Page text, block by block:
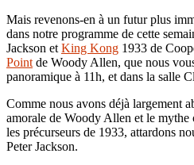
Mais revenons-en à un futur plus
dans notre programme de cette
Jackson et King Kong 1933 de
Point de Woody Allen, que nous
panoramique à 11h, et dans la salle
Comme nous avons déjà largement
amorale de Woody Allen et le
les précurseurs de 1933, attardons
Peter Jackson.